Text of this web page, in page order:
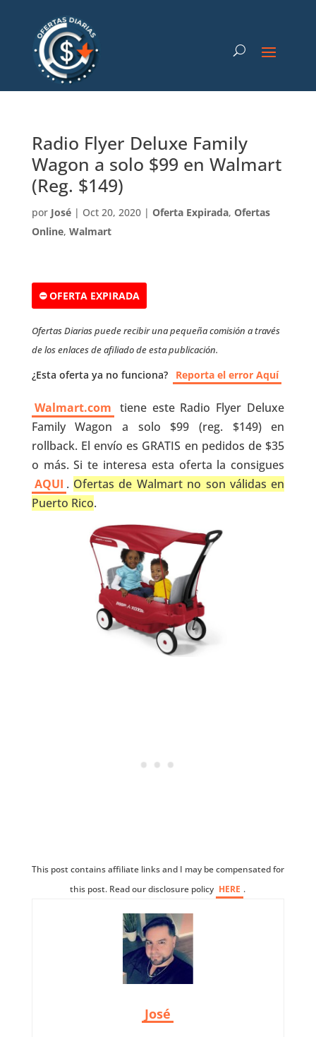
Radio Flyer Deluxe Family
Wagon a solo $99 en Walmart
(Reg. $149)
por José| Oct 20, 2020| Oferta Expirada, Ofertas
Online, Walmart
⛔ OFERTA EXPIRADA
Ofertas Diarias puede recibir una pequeña comisión a través
de los enlaces de afiliado de esta publicación.
¿Esta oferta ya no funciona? Reporta el error Aquí
Walmart.com tiene este Radio Flyer Deluxe
Family Wagon a solo $99 (reg. $149) en
rollback. El envío es GRATIS en pedidos de $35
o más. Si te interesa esta oferta la consigues
AQUI . Ofertas de Walmart no son válidas en
Puerto Rico.
This post contains affiliate links and I may be compensated for
this post. Read our disclosure policy HERE .
José